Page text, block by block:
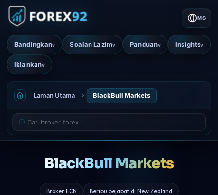
Bandingkanv Soalan Lazimv Panduanv Insightsv
Iklankanv
MS
Laman Utama BlackBull Markets
BlackBull Markets
Broker ECN Beribu pejabat di New Zealand